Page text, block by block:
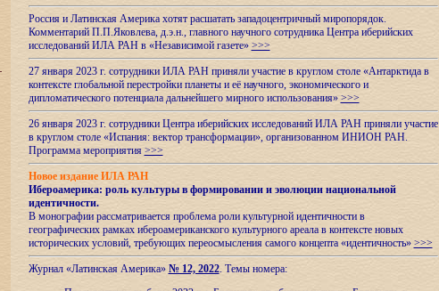
Россия и Латинская Америка хотят расшатать западоцентричный миропорядок.
Комментарий П.П.Яковлева, д.э.н., главного научного сотрудника Центра иберийских
исследований ИЛА РАН в «Независимой газете» >>>
27 января 2023 г. сотрудники ИЛА РАН приняли участие в круглом столе «Антарктида в
контексте глобальной перестройки планеты и её научного, экономического и
дипломатического потенциала дальнейшего мирного использования» >>>
26 января 2023 г. сотрудники Центра иберийских исследований ИЛА РАН приняли участие
в круглом столе «Испания: вектор трансформации», организованном ИНИОН РАН.
Программа мероприятия>>>
Новое издание ИЛА РАН
Ибероамерика: роль культуры в формировании и эволюции национальной
идентичности.
В монографии рассматривается проблема роли культурной идентичности в
географических рамках ибероамериканского культурного ареала в контексте новых
исторических условий, требующих переосмысления самого концепта «идентичность» >>>
Журнал «Латинская Америка» № 12, 2022. Темы номера: